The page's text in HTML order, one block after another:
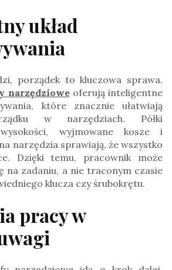
układ
porządek to kluczowa sprawa.
narzędzioweoferują inteligentne
które znacznie ułatwiają
w narzędziach. Półki
wyjmowane kosze i
narzędzia sprawiają, że wszystko
Dzięki temu, pracownik może
na zadaniu, a nie traconym czasie
klucza czy śrubokrętu.
pracy w